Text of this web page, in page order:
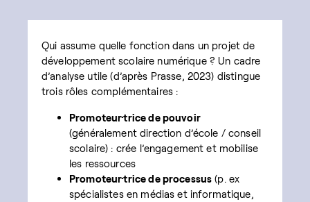
Qui assume quelle fonction dans un projet de
développement scolaire numérique ? Un cadre
d’analyse utile (d’après Prasse, 2023) distingue
trois rôles complémentaires :
Promoteur·trice de pouvoir
(généralement direction d’école / conseil
scolaire) : crée l’engagement et mobilise
les ressources
Promoteur·trice de processus (p. ex
spécialistes en médias et informatique,